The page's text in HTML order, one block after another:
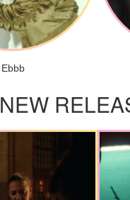
Ebbb
NEW